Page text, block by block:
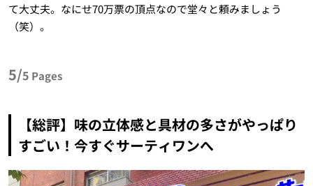
て大丈夫。なにせ70万票の頂点なので堂々と頼みましょう
（笑）。
5/5 Pages
【総評】味の立体感と具材の多さがやっぱり
すごい！今すぐサーティワンへ